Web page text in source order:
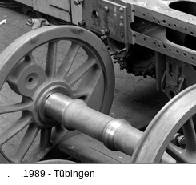
__.__.1989 - Tübingen